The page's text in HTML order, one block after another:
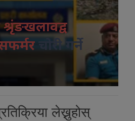
श्रृंङखलावद्व
चोरी गर्ने
लेख्नुहोस्